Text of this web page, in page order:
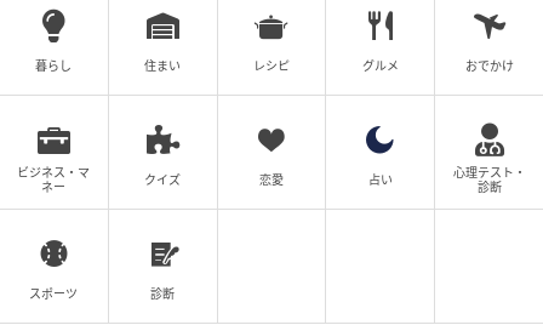
暮らし 住まい レシピ グルメ おでかけ
ビジネス・マ
ネー
クイズ 恋愛 占い
心理テスト・
診断
スポーツ 診断